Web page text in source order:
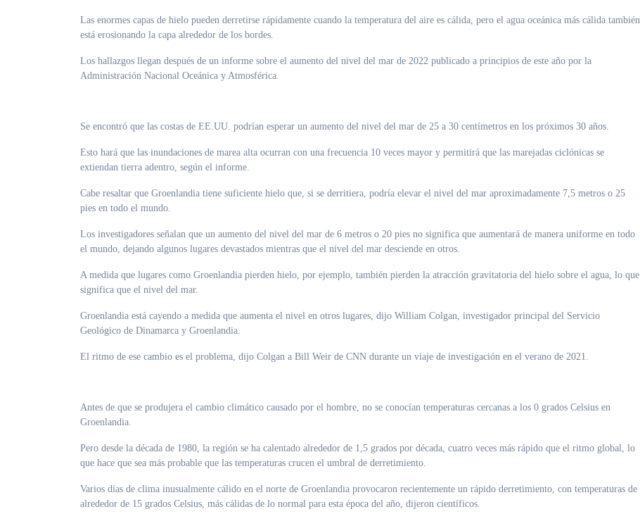
Las enormes capas de hielo pueden derretirse rápidamente cuando la temperatura del aire es cálida, pero el agua oceánica más cálida también
está erosionando la capa alrededor de los bordes.
Los hallazgos llegan después de un informe sobre el aumento del nivel del mar de 2022 publicado a principios de este año por la
Administración Nacional Oceánica y Atmosférica.
Se encontró que las costas de EE.UU. podrían esperar un aumento del nivel del mar de 25 a 30 centímetros en los próximos 30 años.
Esto hará que las inundaciones de marea alta ocurran con una frecuencia 10 veces mayor y permitirá que las marejadas ciclónicas se
extiendan tierra adentro, según el informe.
Cabe resaltar que Groenlandia tiene suficiente hielo que, si se derritiera, podría elevar el nivel del mar aproximadamente 7,5 metros o 25
pies en todo el mundo.
Los investigadores señalan que un aumento del nivel del mar de 6 metros o 20 pies no significa que aumentará de manera uniforme en todo
el mundo, dejando algunos lugares devastados mientras que el nivel del mar desciende en otros.
A medida que lugares como Groenlandia pierden hielo, por ejemplo, también pierden la atracción gravitatoria del hielo sobre el agua, lo que
significa que el nivel del mar.
Groenlandia está cayendo a medida que aumenta el nivel en otros lugares, dijo William Colgan, investigador principal del Servicio
Geológico de Dinamarca y Groenlandia.
El ritmo de ese cambio es el problema, dijo Colgan a Bill Weir de CNN durante un viaje de investigación en el verano de 2021.
Antes de que se produjera el cambio climático causado por el hombre, no se conocían temperaturas cercanas a los 0 grados Celsius en
Groenlandia.
Pero desde la década de 1980, la región se ha calentado alrededor de 1,5 grados por década, cuatro veces más rápido que el ritmo global, lo
que hace que sea más probable que las temperaturas crucen el umbral de derretimiento.
Varios días de clima inusualmente cálido en el norte de Groenlandia provocaron recientemente un rápido derretimiento, con temperaturas de
alrededor de 15 grados Celsius, más cálidas de lo normal para esta época del año, dijeron científicos.